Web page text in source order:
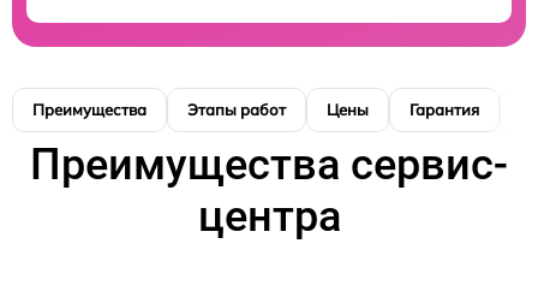
Преимущества Этапы работ Цены Гарантия
Преимущества сервис-
центра